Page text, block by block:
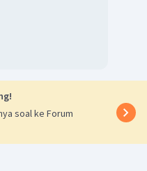
soal ke Forum